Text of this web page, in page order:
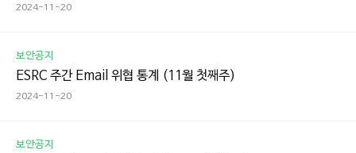
2024-11-20
보안공지
ESRC 주간 Email 위협 통계 (11월 첫째주)
2024-11-20
보안공지